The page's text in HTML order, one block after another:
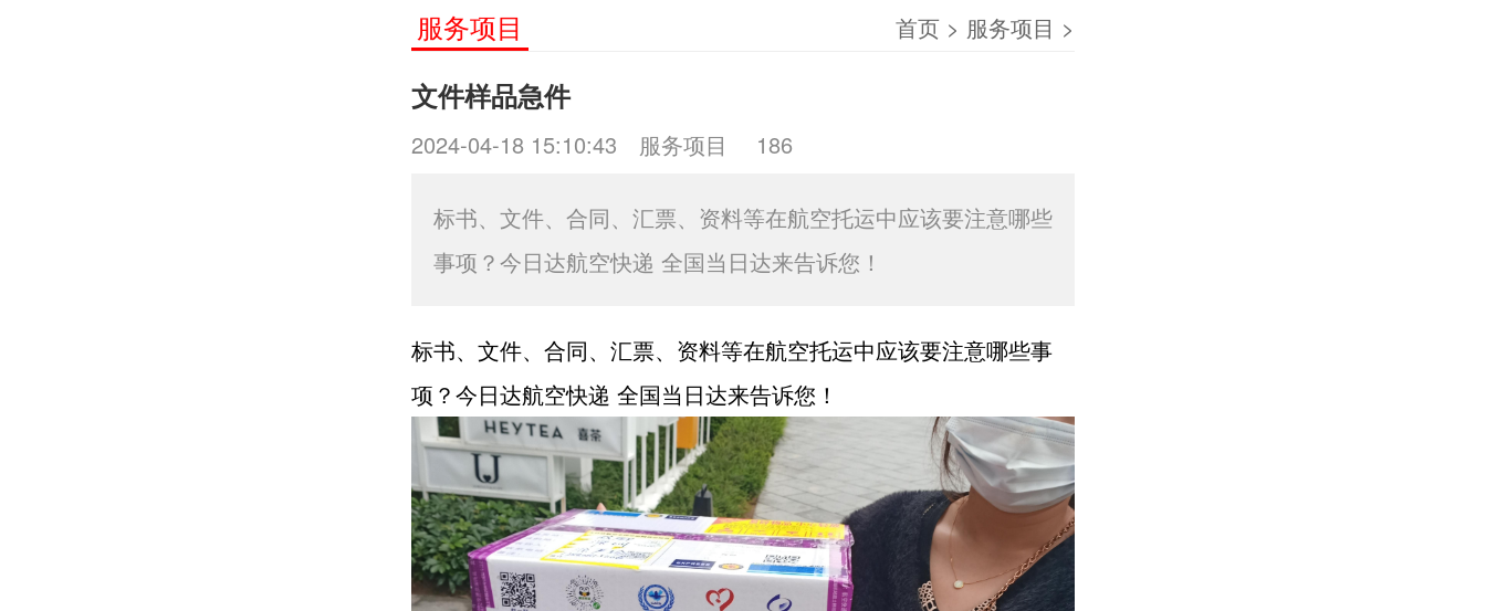
服务项目 首页 > 服务项目 >
文件样品急件
2024-04-18 15:10:43 服务项目 186
标书、文件、合同、汇票、资料等在航空托运中应该要注意哪些
事项？今日达航空快递 全国当日达来告诉您！
标书、文件、合同、汇票、资料等在航空托运中应该要注意哪些事
项？今日达航空快递 全国当日达来告诉您！